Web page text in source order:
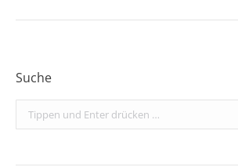
Suche
Search: